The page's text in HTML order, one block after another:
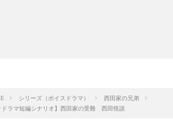
シリーズ（ボイスドラマ）
西田家の兄弟
ドラマ短編シナリオ】西田家の受難 西田怪談